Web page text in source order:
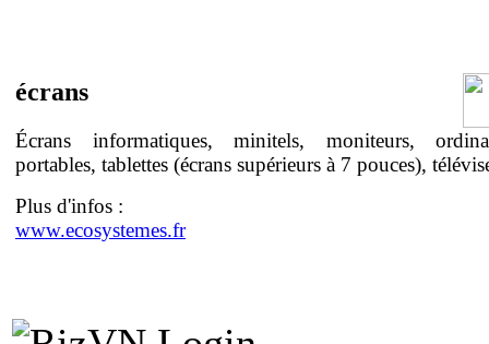
écrans
Écrans informatiques, minitels, moniteurs,
portables, tablettes (écrans supérieurs à 7 pouces),
Plus d'infos :
www.ecosystemes.fr